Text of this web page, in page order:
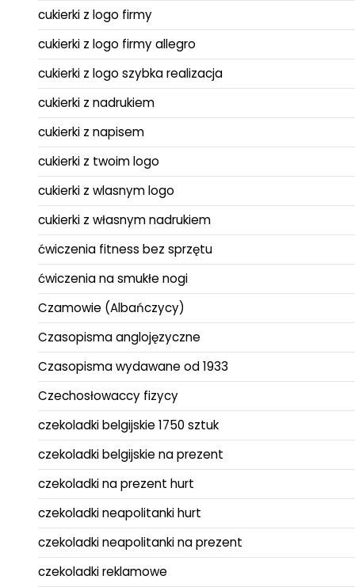
cukierki z logo firmy
cukierki z logo firmy allegro
cukierki z logo szybka realizacja
cukierki z nadrukiem
cukierki z napisem
cukierki z twoim logo
cukierki z wlasnym logo
cukierki z własnym nadrukiem
ćwiczenia fitness bez sprzętu
ćwiczenia na smukłe nogi
Czamowie (Albańczycy)
Czasopisma anglojęzyczne
Czasopisma wydawane od 1933
Czechosłowaccy fizycy
czekoladki belgijskie 1750 sztuk
czekoladki belgijskie na prezent
czekoladki na prezent hurt
czekoladki neapolitanki hurt
czekoladki neapolitanki na prezent
czekoladki reklamowe